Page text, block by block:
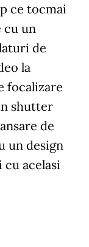
ce tocmai
cu un
de
la
focalizare
shutter
de
un design
cu acelasi